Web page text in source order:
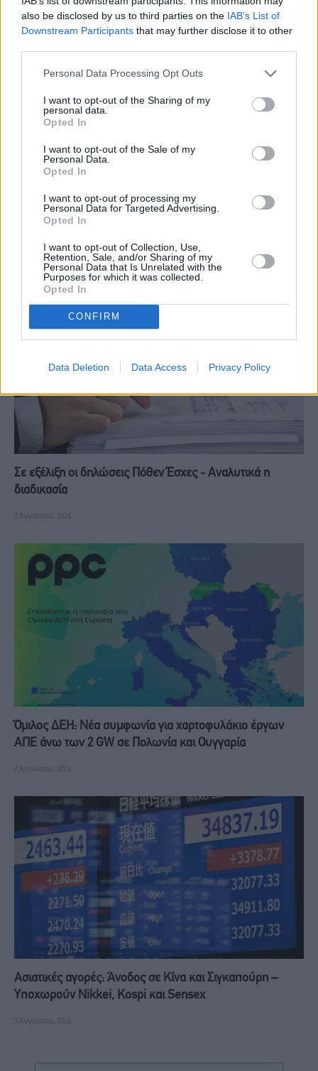
also be disclosed by us to third parties on the IAB’s List of
Downstream Participants that may further disclose it to other
Personal Data Processing Opt Outs
I want to opt-out of the Sharing of my
personal data.
Opted In
I want to opt-out of the Sale of my
Personal Data.
Opted In
I want to opt-out of processing my
Personal Data for Targeted Advertising.
Opted In
I want to opt-out of Collection, Use,
Retention, Sale, and/or Sharing of my
Personal Data that Is Unrelated with the
Purposes for which it was collected.
Opted In
CONFIRM
Data Deletion Data Access Privacy Policy
ακτοπλοϊκά
PREVIOUS ARTICLE
Ελληνική οικονομία:
αλλά με σημάδια
επιβράδυνσης
NEXT ARTICLE
κατά του Ιράν
RELATEDPOSTS
Σε εξέλιξη οι δηλώσεις Πόθεν Έσχες - Αναλυτικά η
διαδικασία
7 Αυγούστου, 2026
Όμιλος ΔΕΗ: Νέα συμφωνία για χαρτοφυλάκιο έργων
ΑΠΕ άνω των 2 GW σε Πολωνία και Ουγγαρία
7 Αυγούστου, 2026
Ασιατικές αγορές: Άνοδος σε Κίνα και Σιγκαπούρη –
Υποχωρούν Nikkei, Kospi και Sensex
7 Αυγούστου, 2026